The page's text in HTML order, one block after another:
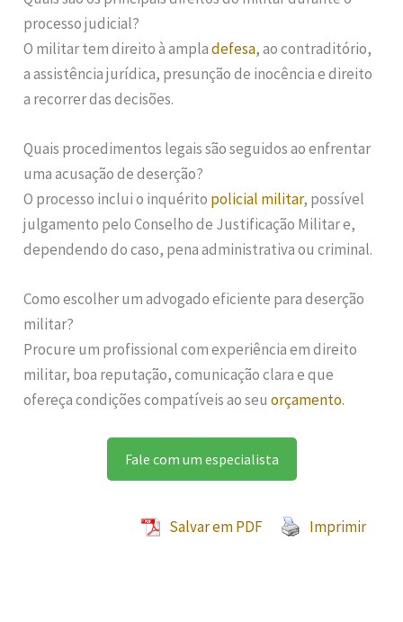
processo judicial?
O militar tem direito à ampladefesa, ao contraditório,
a assistência jurídica, presunção de inocência e direito
a recorrer das decisões.
Quais procedimentos legais são seguidos ao enfrentar
uma acusação de deserção?
O processo inclui o inquérito policial militar, possível
julgamento pelo Conselho de Justificação Militar e,
dependendo do caso, pena administrativa ou criminal.
Como escolher um advogado eficiente para deserção
militar?
Procure um profissional com experiência em direito
militar, boa reputação, comunicação clara e que
ofereça condições compatíveis ao seuorçamento.
Fale com um especialista
Salvar em PDF Imprimir